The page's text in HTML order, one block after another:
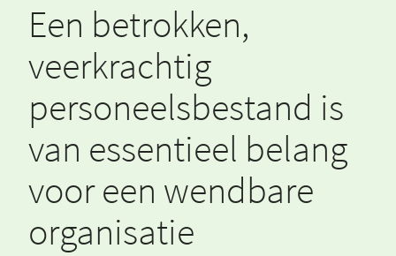
Een betrokken,
veerkrachtig
personeelsbestand is
van essentieel belang
voor een wendbare
organisatie